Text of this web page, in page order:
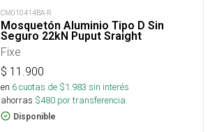
CM010414BA-R
Mosquetón Aluminio Tipo D Sin
Seguro 22kN Puput Sraight
Fixe
$ 11.900
en 6cuotas de $1.983 sin interés
ahorras $480 por transferencia.
Disponible